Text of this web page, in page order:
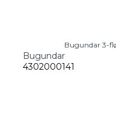
Bugundar 3-
Bugundar
4302000141